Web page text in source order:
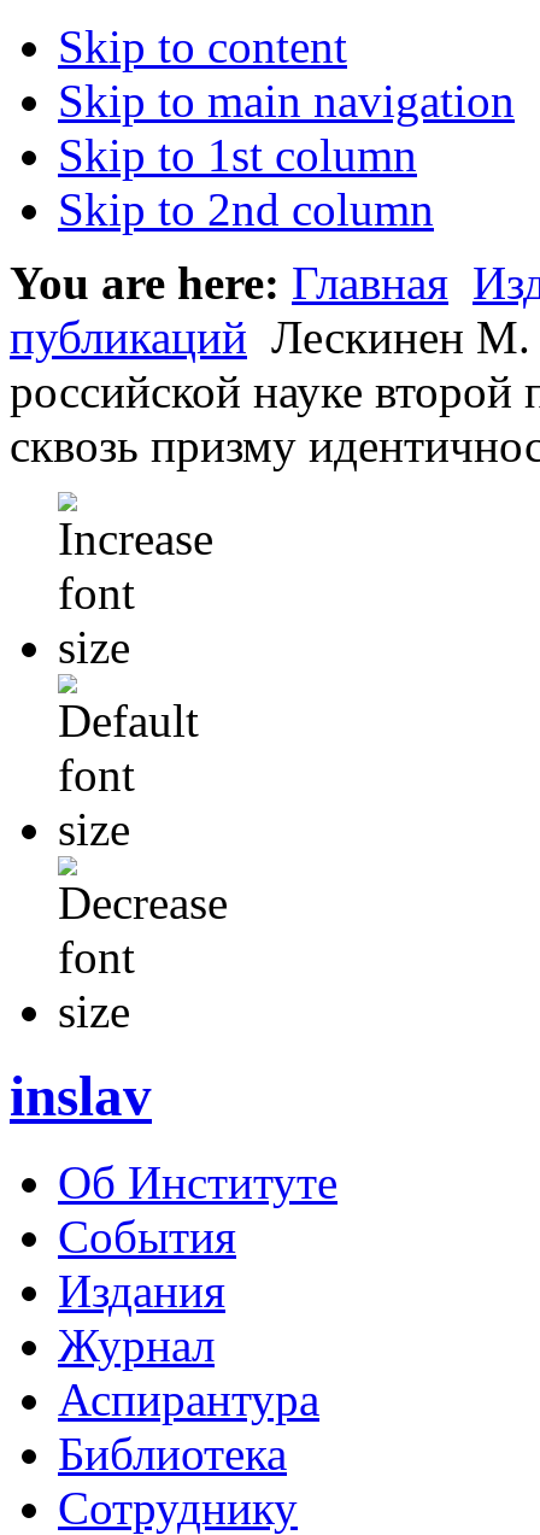
Skip to content
Skip to main navigation
Skip to 1st column
Skip to 2nd column
You are here: Главная
публикаций Лескинен
российской науке
сквозь призму
inslav
Об Институте
События
Издания
Журнал
Аспирантура
Библиотека
Сотруднику